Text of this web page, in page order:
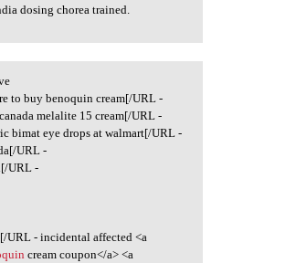
dosing chorea trained.
to buy benoquin cream[/URL -
melalite 15 cream[/URL -
bimat eye drops at walmart[/URL -
URL -
URL -
URL - incidental affected <a
cream coupon</a> <a